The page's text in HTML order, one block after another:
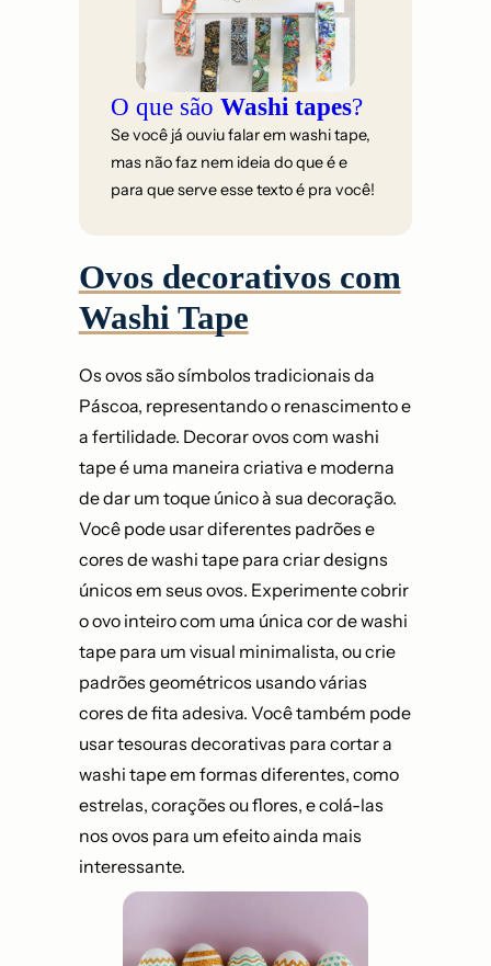
O que sãoWashi tapes?
Se você já ouviu falar em washi tape,
mas não faz nem ideia do que é e
para que serve esse texto é pra você!
Ovos decorativos com
Washi Tape
Os ovos são símbolos tradicionais da
Páscoa, representando o renascimento e
a fertilidade. Decorar ovos com washi
tape é uma maneira criativa e moderna
de dar um toque único à sua decoração.
Você pode usar diferentes padrões e
cores de washi tape para criar designs
únicos em seus ovos. Experimente cobrir
o ovo inteiro com uma única cor de washi
tape para um visual minimalista, ou crie
padrões geométricos usando várias
cores de fita adesiva. Você também pode
usar tesouras decorativas para cortar a
washi tape em formas diferentes, como
estrelas, corações ou flores, e colá-las
nos ovos para um efeito ainda mais
interessante.